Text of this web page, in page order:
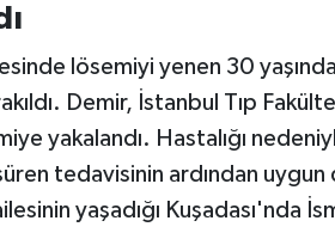
lösemiyi yenen 30
Demir, İstanbul Tıp
yakalandı. Hastalığı
tedavisinin ardından uygun
yaşadığı Kuşadası'nda